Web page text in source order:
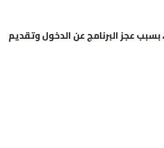
عجز البرنامج عن الدخول وتقديم